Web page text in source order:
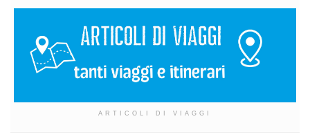
ARTICOLI DI VIAGGI